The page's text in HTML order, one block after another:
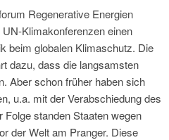
Regenerative Energien
Klimakonferenzen einen
beim globalen Klimaschutz. Die
dazu, dass die langsamsten
Aber schon früher haben sich
u.a. mit der Verabschiedung des
Folge standen Staaten wegen
der Welt am Pranger. Diese